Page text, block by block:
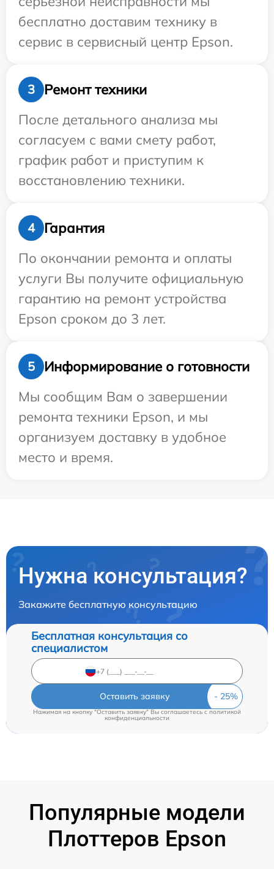
бесплатно доставим технику в
сервис в сервисный центр Epson.
3
Ремонт техники
После детального анализа мы
согласуем с вами смету работ,
график работ и приступим к
восстановлению техники.
4
Гарантия
По окончании ремонта и оплаты
услуги Вы получите официальную
гарантию на ремонт устройства
Epson сроком до 3 лет.
5
Информирование о готовности
Мы сообщим Вам о завершении
ремонта техники Epson, и мы
организуем доставку в удобное
место и время.
Нужна консультация?
Закажите бесплатную консультацию
Бесплатная консультация со
специалистом
Оставить заявку
Нажимая на кнопку "Оставить заявку" Вы соглашаетесь c политикой
конфиденциальности
Популярные модели
Плоттеров Epson